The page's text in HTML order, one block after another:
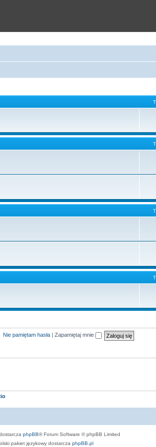
Nie pamiętam hasła Zapamiętaj mnie
phpBB® Forum Software © phpBB Limited
pakiet językowy dostarcza phpBB.pl